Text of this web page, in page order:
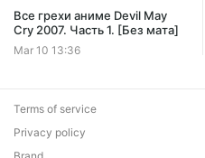
Все грехи аниме Devil May
Cry 2007. Часть 1. [Без мата]
Mar 10 13:36
Terms of service
Privacy policy